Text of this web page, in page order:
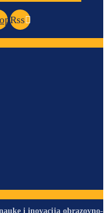
Rss
i inovacija obrazovno-